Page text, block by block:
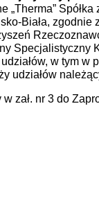
„Therma”
Biała,
Specjalistyczny
w tym w
udziałów
zał. nr 3 do